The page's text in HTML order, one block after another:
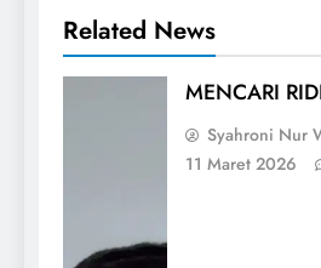
Related News
MENCARI
Syahroni Nur
11 Maret 2026